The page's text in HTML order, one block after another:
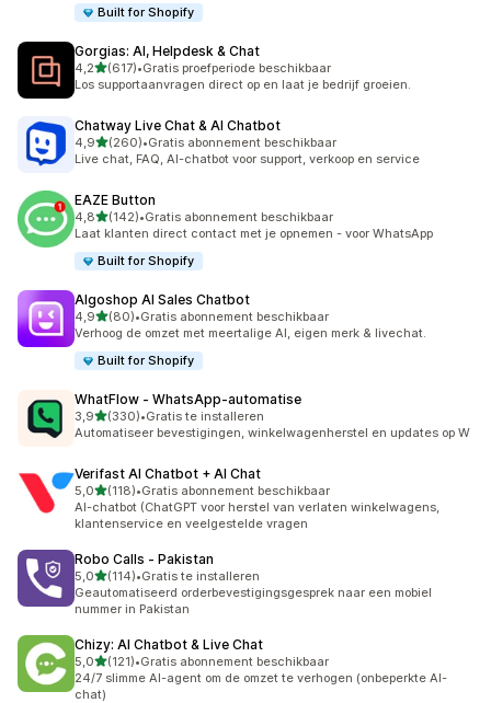
Built for Shopify
Gorgias: AI, Helpdesk & Chat
4,2van 5 sterren
(617)
617 recensies in totaal
•Gratis proefperiode beschikbaar
Los supportaanvragen direct op en laat je bedrijf groeien.
Chatway Live Chat & AI Chatbot
4,9van 5 sterren
(260)
260 recensies in totaal
•Gratis abonnement beschikbaar
Live chat, FAQ, AI-chatbot voor support, verkoop en service
EAZE Button
4,8van 5 sterren
(142)
142 recensies in totaal
•Gratis abonnement beschikbaar
Laat klanten direct contact met je opnemen - voor WhatsApp
Built for Shopify
Algoshop AI Sales Chatbot
4,9van 5 sterren
(80)
80 recensies in totaal
•Gratis abonnement beschikbaar
Verhoog de omzet met meertalige AI, eigen merk & livechat.
Built for Shopify
WhatFlow ‑ WhatsApp‑automatise
3,9van 5 sterren
(330)
330 recensies in totaal
•Gratis te installeren
Automatiseer bevestigingen, winkelwagenherstel en updates op W
Verifast AI Chatbot + AI Chat
5,0van 5 sterren
(118)
118 recensies in totaal
•Gratis abonnement beschikbaar
AI-chatbot (ChatGPT voor herstel van verlaten winkelwagens,
klantenservice en veelgestelde vragen
Robo Calls ‑ Pakistan
5,0van 5 sterren
(114)
114 recensies in totaal
•Gratis te installeren
Geautomatiseerd orderbevestigingsgesprek naar een mobiel
nummer in Pakistan
Chizy: AI Chatbot & Live Chat
5,0van 5 sterren
(121)
121 recensies in totaal
•Gratis abonnement beschikbaar
24/7 slimme AI-agent om de omzet te verhogen (onbeperkte AI-
chat)